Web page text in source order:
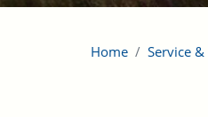
Home Service